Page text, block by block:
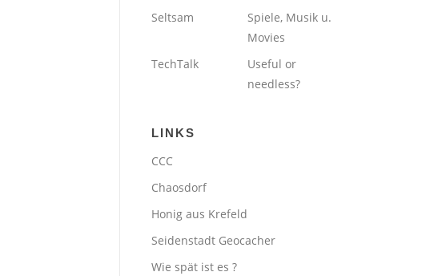
Seltsam
Spiele, Musik u.
Movies
TechTalk
Useful or
needless?
LINKS
CCC
Chaosdorf
Honig aus Krefeld
Seidenstadt Geocacher
Wie spät ist es ?